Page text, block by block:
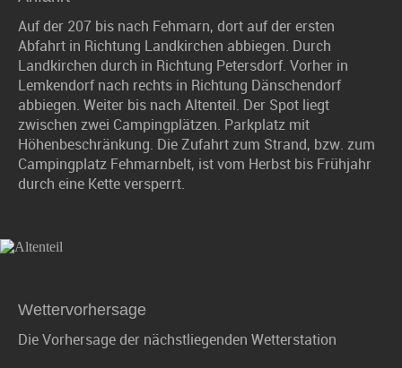
Auf der 207 bis nach Fehmarn, dort auf der ersten
Abfahrt in Richtung Landkirchen abbiegen. Durch
Landkirchen durch in Richtung Petersdorf. Vorher in
Lemkendorf nach rechts in Richtung Dänschendorf
abbiegen. Weiter bis nach Altenteil. Der Spot liegt
zwischen zwei Campingplätzen. Parkplatz mit
Höhenbeschränkung. Die Zufahrt zum Strand, bzw. zum
Campingplatz Fehmarnbelt, ist vom Herbst bis Frühjahr
durch eine Kette versperrt.
Wettervorhersage
Die Vorhersage der nächstliegenden Wetterstation